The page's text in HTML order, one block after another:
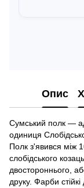
Опис
Сумський полк —
одиниця
Полк з'явився між
слобідського
двостороннього,
друку. Фарби